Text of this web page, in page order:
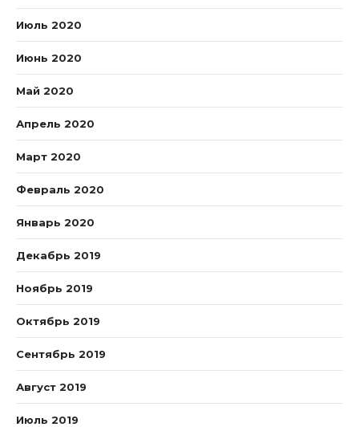
Июль 2020
Июнь 2020
Май 2020
Апрель 2020
Март 2020
Февраль 2020
Январь 2020
Декабрь 2019
Ноябрь 2019
Октябрь 2019
Сентябрь 2019
Август 2019
Июль 2019